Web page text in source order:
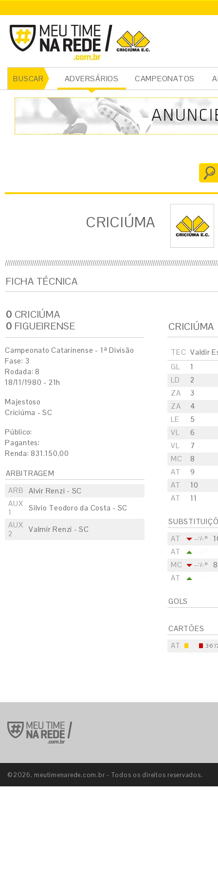
BUSCAR ADVERSÁRIOS CAMPEONATOS
CRICIÚMA
CRICIÚMA
FICHA TÉCNICA
0 CRICIÚMA
0 FIGUEIRENSE
Campeonato Catarinense - 1ª Divisão
Fase: 3
Rodada: 8
18/11/1980 - 21h
Majestoso
Criciúma - SC
Público:
Pagantes:
Renda: 831.150,00
ARBITRAGEM
ARB
Alvir Renzi - SC
AUX
1
Silvio Teodoro da Costa - SC
AUX
2
Valmir Renzi - SC
CRICIÚMA
TEC Valdir
GL
1
LD
2
ZA
3
ZA
4
LE
5
VL
6
VL
7
MC
8
AT
9
AT
10
AT
11
AT
--'/-º
AT
MC --'/-º
8
AT
GOLS
CARTÕES
AT
36'/
©2026. meutimenarede.com.br - Todos os direitos reservados.